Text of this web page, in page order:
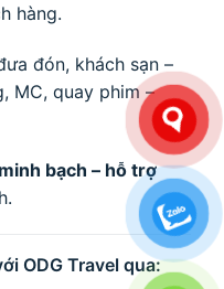
hàng.
đón, khách sạn –
MC, quay phim –
bạch – hỗ trợ
ODG Travel qua: